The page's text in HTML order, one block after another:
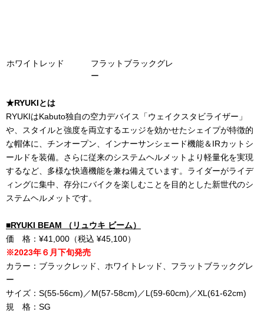
ホワイトレッド
フラットブラックグレ
ー
★RYUKIとは
RYUKIはKabuto独自の空力デバイス「ウェイクスタビライザー」
や、スタイルと強度を両立するエッジを効かせたシェイプが特徴的
な帽体に、チンオープン、インナーサンシェード機能＆IRカットシ
ールドを装備。さらに従来のシステムヘルメットより軽量化を実現
するなど、多様な快適機能を兼ね備えています。ライダーがライデ
ィングに集中、存分にバイクを楽しむことを目的とした新世代のシ
ステムヘルメットです。
■RYUKI BEAM （リュウキ ビーム）
価 格：¥41,000（税込 ¥45,100）
※2023年６月下旬発売
カラー：ブラックレッド、ホワイトレッド、フラットブラックグレ
ー
サイズ：S(55-56cm)／M(57-58cm)／L(59-60cm)／XL(61-62cm)
規 格：SG